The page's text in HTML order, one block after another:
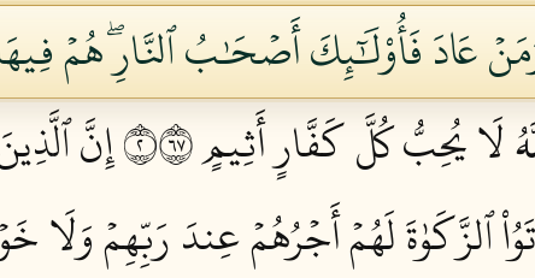
عَادَ فَأُوْلَٰٓئِكَ أَصۡحَٰبُ ٱلنَّارِۖ هُمۡ فِيهَا
لَا يُحِبُّ كُلَّ كَفَّارٍ أَثِيمٍ ٢٧٦
إِنَّ
ٱلزَّكَوٰةَ لَهُمۡ أَجۡرُهُمۡ عِندَ رَبِّهِمۡ